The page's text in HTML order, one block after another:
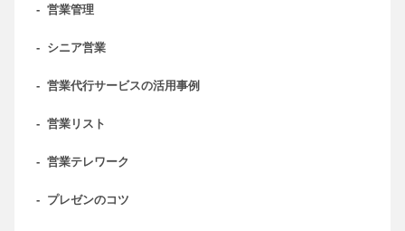
- 営業管理
- シニア営業
- 営業代行サービスの活用事例
- 営業リスト
- 営業テレワーク
- プレゼンのコツ